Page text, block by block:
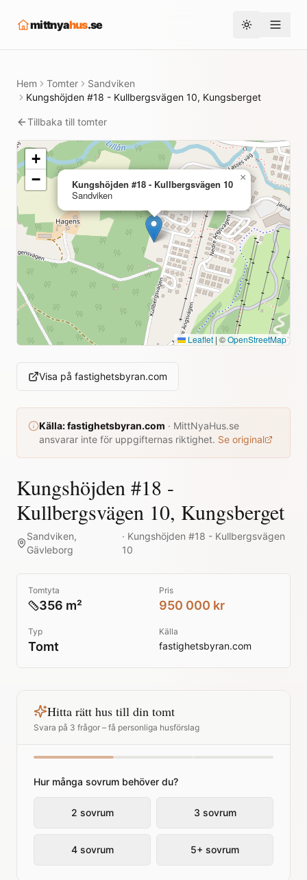
mittnyahus.se Toggle theme
Hem Tomter
Sandviken
Kungshöjden #18 - Kullbergsvägen 10, Kungsberget
Tillbaka till tomter
Kungshöjden #18 - Kullbergsvägen 10
Sandviken
×
+
−
Leaflet | ©OpenStreetMap
Visa på fastighetsbyran.com
Källa:fastighetsbyran.com · MittNyaHus.se
ansvarar inte för uppgifternas riktighet. Se original
Kungshöjden #18 -
Kullbergsvägen 10, Kungsberget
Sandviken,
Gävleborg
· Kungshöjden #18 - Kullbergsvägen
10
Tomtyta
356 m²
Pris
950 000 kr
Typ
Tomt
Källa
fastighetsbyran.com
Hitta rätt hus till din tomt
Svara på 3 frågor – få personliga husförslag
Hur många sovrum behöver du?
2 sovrum 3 sovrum
4 sovrum 5+ sovrum